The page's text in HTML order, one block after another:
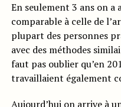
En seulement 3 ans on a
comparable à celle de
plupart des personnes
avec des méthodes
faut pas oublier qu’en
travaillaient également
Aujourd’hui on arrive à